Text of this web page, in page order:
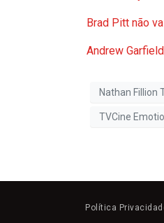
Brad Pitt não
Andrew
Nathan Fillion
TVCine
Política